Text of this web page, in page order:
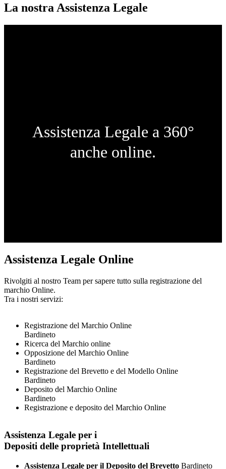
La nostra Assistenza Legale
Assistenza Legale a 360°
anche online.
Assistenza Legale Online
Rivolgiti al nostro Team per sapere tutto sulla registrazione del
marchio Online.
Tra i nostri servizi:
Registrazione del Marchio Online
Bardineto
Ricerca del Marchio online
Opposizione del Marchio Online
Bardineto
Registrazione del Brevetto e del Modello Online
Bardineto
Deposito del Marchio Online
Bardineto
Registrazione e deposito del Marchio Online
Assistenza Legale per i
Depositi delle proprietà Intellettuali
Assistenza Legale per il Deposito del Brevetto Bardineto